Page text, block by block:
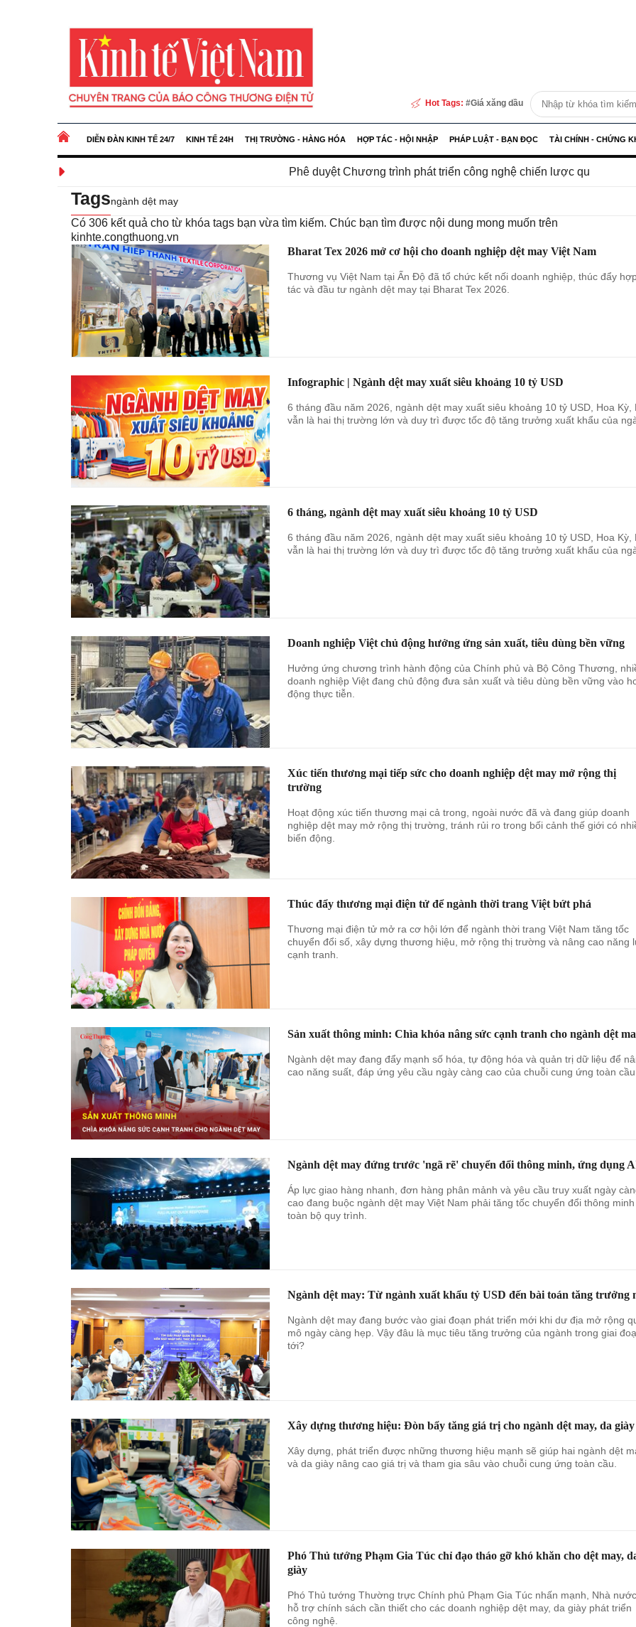
Hot Tags: Giá xăng dầu
DIỄN ĐÀN KINH TẾ 24/7 KINH TẾ 24H THỊ TRƯỜNG - HÀNG HÓA HỢP TÁC - HỘI NHẬP PHÁP LUẬT - BẠN ĐỌC TÀI CHÍNH - CHỨNG
Phê duyệt Chương trình phát triển công nghệ chiến lược quốc gia
Tagsngành dệt may
Có 306 kết quả cho từ khóa tags bạn vừa tìm kiếm. Chúc bạn tìm được nội dung mong muốn trên
kinhte.congthuong.vn
Bharat Tex 2026 mở cơ hội cho doanh nghiệp dệt may Việt Nam
Thương vụ Việt Nam tại Ấn Độ đã tổ chức kết nối doanh nghiệp, thúc đẩy
tác và đầu tư ngành dệt may tại Bharat Tex 2026.
Infographic | Ngành dệt may xuất siêu khoảng 10 tỷ USD
6 tháng đầu năm 2026, ngành dệt may xuất siêu khoảng 10 tỷ USD, Hoa Kỳ,
vẫn là hai thị trường lớn và duy trì được tốc độ tăng trưởng xuất khẩu của
6 tháng, ngành dệt may xuất siêu khoảng 10 tỷ USD
6 tháng đầu năm 2026, ngành dệt may xuất siêu khoảng 10 tỷ USD, Hoa Kỳ,
vẫn là hai thị trường lớn và duy trì được tốc độ tăng trưởng xuất khẩu của
Doanh nghiệp Việt chủ động hưởng ứng sản xuất, tiêu dùng bền vững
Hưởng ứng chương trình hành động của Chính phủ và Bộ Công Thương,
doanh nghiệp Việt đang chủ động đưa sản xuất và tiêu dùng bền vững vào
động thực tiễn.
Xúc tiến thương mại tiếp sức cho doanh nghiệp dệt may mở rộng thị
trường
Hoạt động xúc tiến thương mại cả trong, ngoài nước đã và đang giúp doanh
nghiệp dệt may mở rộng thị trường, tránh rủi ro trong bối cảnh thế giới có
biến động.
Thúc đẩy thương mại điện tử để ngành thời trang Việt bứt phá
Thương mại điện tử mở ra cơ hội lớn để ngành thời trang Việt Nam tăng tốc
chuyển đổi số, xây dựng thương hiệu, mở rộng thị trường và nâng cao năng
cạnh tranh.
Sản xuất thông minh: Chìa khóa nâng sức cạnh tranh cho ngành dệt
Ngành dệt may đang đẩy mạnh số hóa, tự động hóa và quản trị dữ liệu để
cao năng suất, đáp ứng yêu cầu ngày càng cao của chuỗi cung ứng toàn cầu.
Ngành dệt may đứng trước 'ngã rẽ' chuyển đổi thông minh, ứng dụng
Áp lực giao hàng nhanh, đơn hàng phân mảnh và yêu cầu truy xuất ngày
cao đang buộc ngành dệt may Việt Nam phải tăng tốc chuyển đổi thông minh
toàn bộ quy trình.
Ngành dệt may: Từ ngành xuất khẩu tỷ USD đến bài toán tăng trưởng
Ngành dệt may đang bước vào giai đoạn phát triển mới khi dư địa mở rộng
mô ngày càng hẹp. Vậy đâu là mục tiêu tăng trưởng của ngành trong giai
tới?
Xây dựng thương hiệu: Đòn bẩy tăng giá trị cho ngành dệt may, da giày
Xây dựng, phát triển được những thương hiệu mạnh sẽ giúp hai ngành dệt
và da giày nâng cao giá trị và tham gia sâu vào chuỗi cung ứng toàn cầu.
Phó Thủ tướng Phạm Gia Túc chỉ đạo tháo gỡ khó khăn cho dệt may,
giày
Phó Thủ tướng Thường trực Chính phủ Phạm Gia Túc nhấn mạnh, Nhà
hỗ trợ chính sách cần thiết cho các doanh nghiệp dệt may, da giày phát triển
công nghệ.